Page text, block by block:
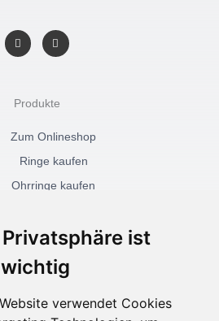
ist
verwendet Cookies
F
a
c
o
k
f
I
n
s
a
Produkte
Zum Onlineshop
Ringe kaufen
Ohrringe kaufen
Akidesign